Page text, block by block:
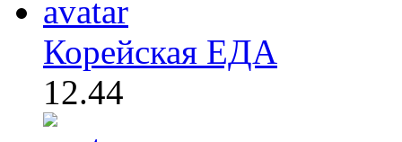
Корейская ЕДА
12.44